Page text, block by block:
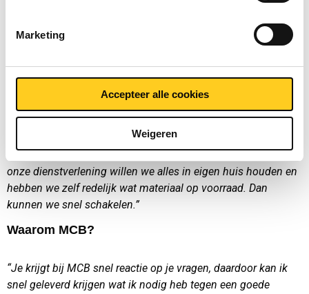
Marketing
Accepteer alle cookies
Weigeren
freesbank aangeschaft. We verspanen hier zelf: draaien en
frezen. Eerst deden we alles conventioneel maar we hebben
draaien, en een freesbank.”
“Omdat we veel werk niet meer zelf conventioneel konden
maken, is de keuze gemaakt voor een CNC draaibank.
Hierdoor kunnen we, via ons speciale 3D-tekeningenpakket,
onze dienstverlening willen we alles in eigen huis houden en
hebben we zelf redelijk wat materiaal op voorraad. Dan
kunnen we snel schakelen.”
Waarom MCB?
“Je krijgt bij MCB snel reactie op je vragen, daardoor kan ik
snel geleverd krijgen wat ik nodig heb tegen een goede